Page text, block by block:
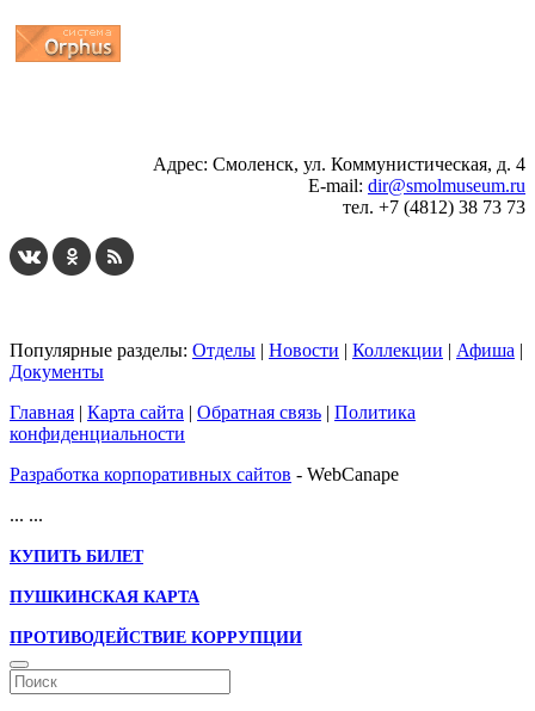
Адрес: Смоленск, ул. Коммунистическая, д. 4
E-mail: dir@smolmuseum.ru
тел. +7 (4812) 38 73 73
Популярные разделы: Отделы | Новости | Коллекции | Афиша |
Документы
Главная | Карта сайта | Обратная связь | Политика
конфиденциальности
Разработка корпоративных сайтов - WebCanape
... ...
КУПИТЬ БИЛЕТ
ПУШКИНСКАЯ КАРТА
ПРОТИВОДЕЙСТВИЕ КОРРУПЦИИ